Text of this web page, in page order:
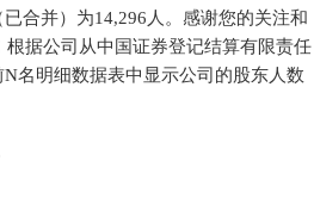
合并）为14,296人。感谢您的关注和
据公司从中国证券登记结算有限责任
名明细数据表中显示公司的股东人数